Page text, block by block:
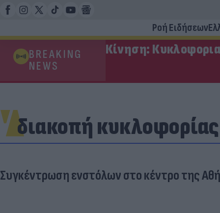
Ροή Ειδήσεων
BREAKING
NEWS
Κίνηση:
διακοπή κυκλοφορίας
Συγκέντρωση ενστόλων στο κέντρο της